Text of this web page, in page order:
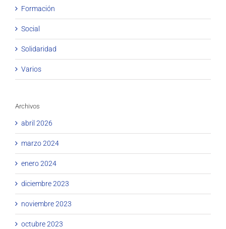
Formación
Social
Solidaridad
Varios
Archivos
abril 2026
marzo 2024
enero 2024
diciembre 2023
noviembre 2023
octubre 2023